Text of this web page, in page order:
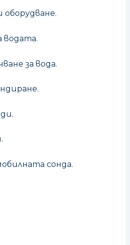
оборудване.
водата.
за вода.
сонда.